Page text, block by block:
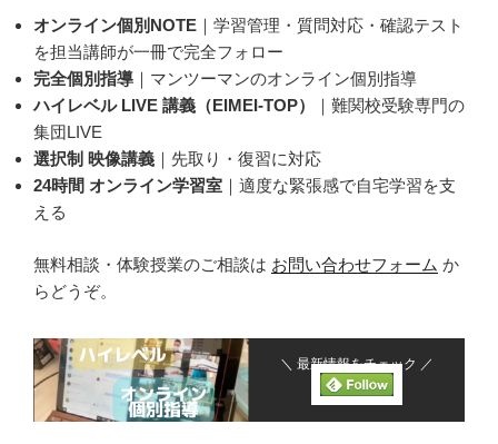
オンライン個別NOTE ｜学習管理・質問対応・確認テスト
を担当講師が一冊で完全フォロー
完全個別指導 ｜マンツーマンのオンライン個別指導
ハイレベル LIVE 講義（EIMEI-TOP）
｜難関校受験専門の
集団LIVE
選択制 映像講義 ｜先取り・復習に対応
24時間 オンライン学習室 ｜適度な緊張感で自宅学習を支
える
無料相談・体験授業のご相談は お問い合わせフォーム か
らどうぞ。
＼ 最新情報をチェック ／